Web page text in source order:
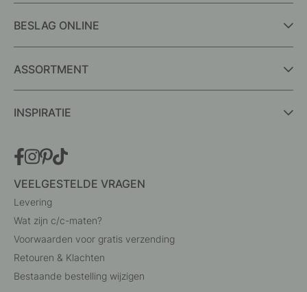
BESLAG ONLINE
ASSORTMENT
INSPIRATIE
VEELGESTELDE VRAGEN
Levering
Wat zijn c/c-maten?
Voorwaarden voor gratis verzending
Retouren & Klachten
Bestaande bestelling wijzigen